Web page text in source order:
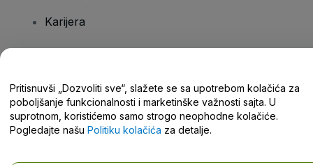
Karijera
Centar za pomoć / Kontaktirajte nas
Pritisnuvši „Dozvoliti sve“, slažete se sa upotrebom kolačića za
poboljšanje funkcionalnosti i marketinške važnosti sajta. U
suprotnom, koristićemo samo strogo neophodne kolačiće.
Pogledajte našu Politiku kolačića za detalje.